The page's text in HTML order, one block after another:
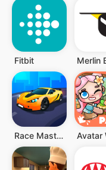
Fitbit
Race Master 3D